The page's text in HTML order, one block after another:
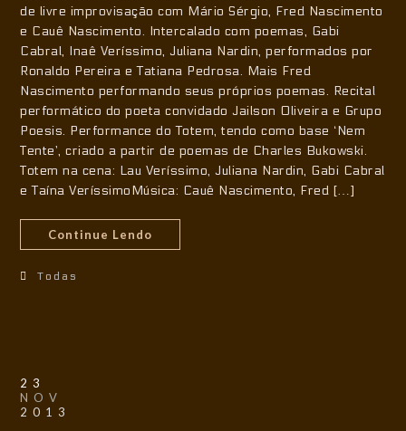
de livre improvisação com Mário Sérgio, Fred Nascimento
e Cauê Nascimento. Intercalado com poemas, Gabi
Cabral, Inaê Veríssimo, Juliana Nardin, performados por
Ronaldo Pereira e Tatiana Pedrosa. Mais Fred
Nascimento performando seus próprios poemas. Recital
performático do poeta convidado Jailson Oliveira e Grupo
Poesis. Performance do Totem, tendo como base ‘Nem
Tente’, criado a partir de poemas de Charles Bukowski.
Totem na cena: Lau Veríssimo, Juliana Nardin, Gabi Cabral
e Taína VeríssimoMúsica: Cauê Nascimento, Fred […]
Continue Lendo
Todas
23
NOV
2013